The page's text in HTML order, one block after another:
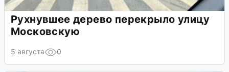
Рухнувшее дерево перекрыло улицу
Московскую
5 августа 0